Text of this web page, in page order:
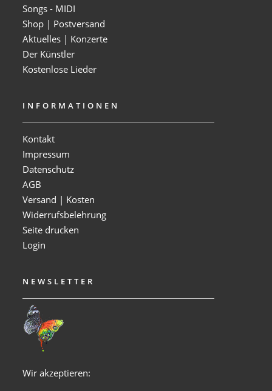
Songs - MIDI
Shop | Postversand
Aktuelles | Konzerte
Der Künstler
Kostenlose Lieder
INFORMATIONEN
Kontakt
Impressum
Datenschutz
AGB
Versand | Kosten
Widerrufsbelehrung
Seite drucken
Login
NEWSLETTER
Wir akzeptieren: